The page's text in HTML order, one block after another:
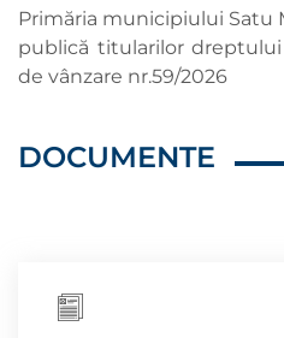
Primăria municipiului Satu
publică titularilor
de vânzare nr.59/2026
DOCUMENTE